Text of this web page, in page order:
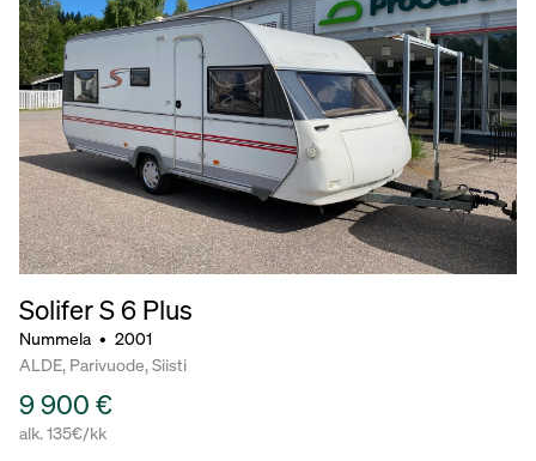
Solifer S 6 Plus
Nummela • 2001
ALDE, Parivuode, Siisti
9 900 €
alk. 135€/kk